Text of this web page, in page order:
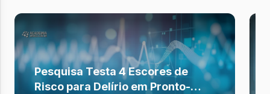
Pesquisa Testa 4 Escores de
Risco para Delírio em Pronto-